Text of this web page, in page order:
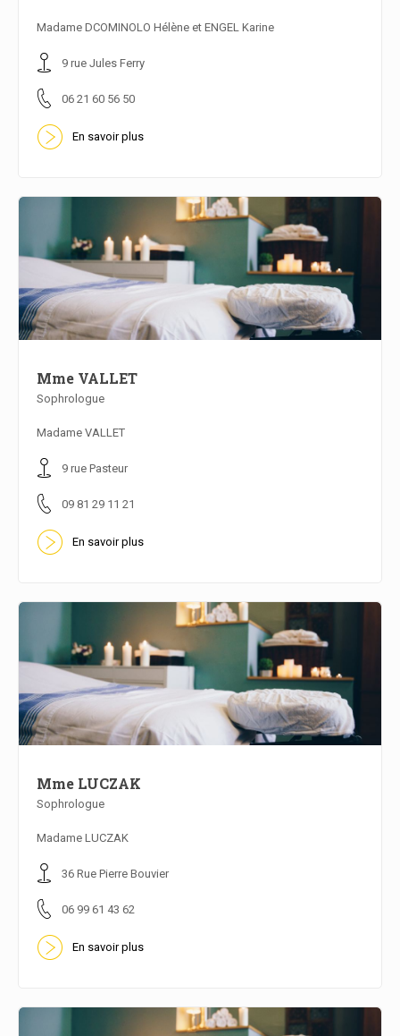
En savoir plus
Madame DCOMINOLO Hélène et ENGEL Karine
9 rue Jules Ferry
06 21 60 56 50
En savoir plus
Mme VALLET
Sophrologue
Madame VALLET
9 rue Pasteur
09 81 29 11 21
En savoir plus
Mme LUCZAK
Sophrologue
Madame LUCZAK
36 Rue Pierre Bouvier
06 99 61 43 62
En savoir plus